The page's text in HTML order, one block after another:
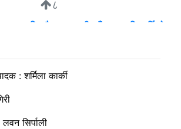
८
एकाबिहानै खानतलासी, पाँच घन्टापछि फर्कियो
: शर्मिला कार्की
सिर्पाली